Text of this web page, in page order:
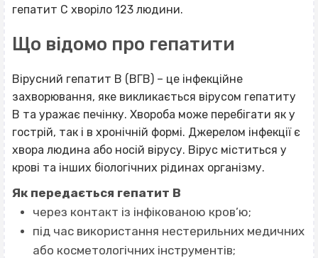
гепатит C хворіло 123 людини.
Що відомо про гепатити
Вірусний гепатит В (ВГВ) – це інфекційне
захворювання, яке викликається вірусом гепатиту
В та уражає печінку. Хвороба може перебігати як у
гострій, так і в хронічній формі. Джерелом інфекції є
хвора людина або носій вірусу. Вірус міститься у
крові та інших біологічних рідинах організму.
Як передається гепатит В
через контакт із інфікованою кров’ю;
під час використання нестерильних медичних
або косметологічних інструментів;